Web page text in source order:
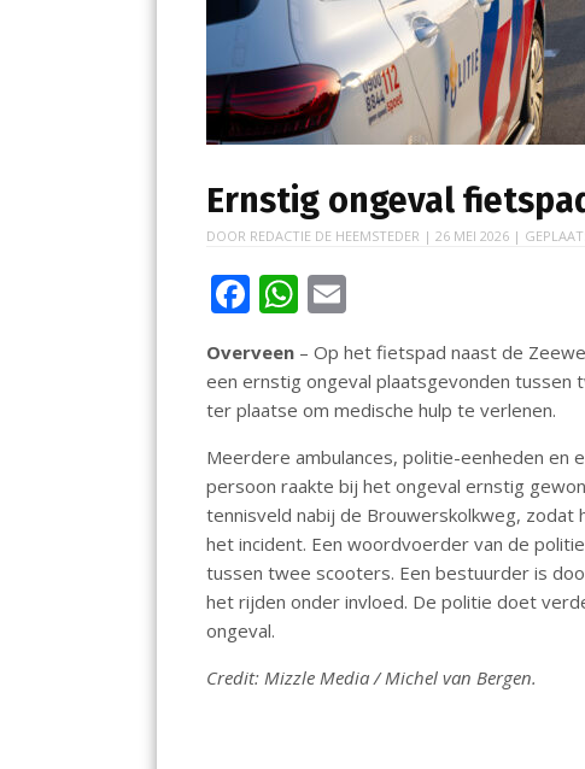
Ernstig ongeval
DOOR REDACTIE DE HEEMSTEDER |26 MEI 2026 |
F
e
b
o
o
k
W
at
s
A
p
p
m
ai
l
Overveen – Op het fietspad naast de
een ernstig ongeval plaatsgevonden tussen
ter plaatse om medische hulp te verlenen.
Meerdere ambulances, politie-eenheden en
persoon raakte bij het ongeval ernstig
tennisveld nabij de Brouwerskolkweg,
het incident. Een woordvoerder van de
tussen twee scooters. Een bestuurder is
het rijden onder invloed. De politie doet
ongeval.
Credit: Mizzle Media / Michel van Bergen.